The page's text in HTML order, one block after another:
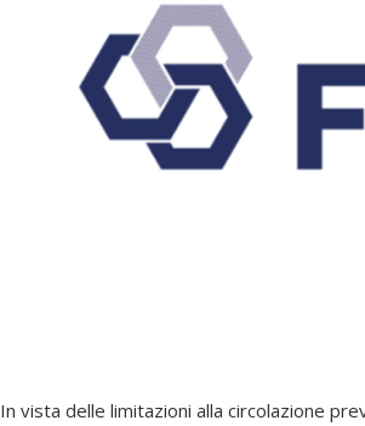
In vista delle limitazioni alla circolazione